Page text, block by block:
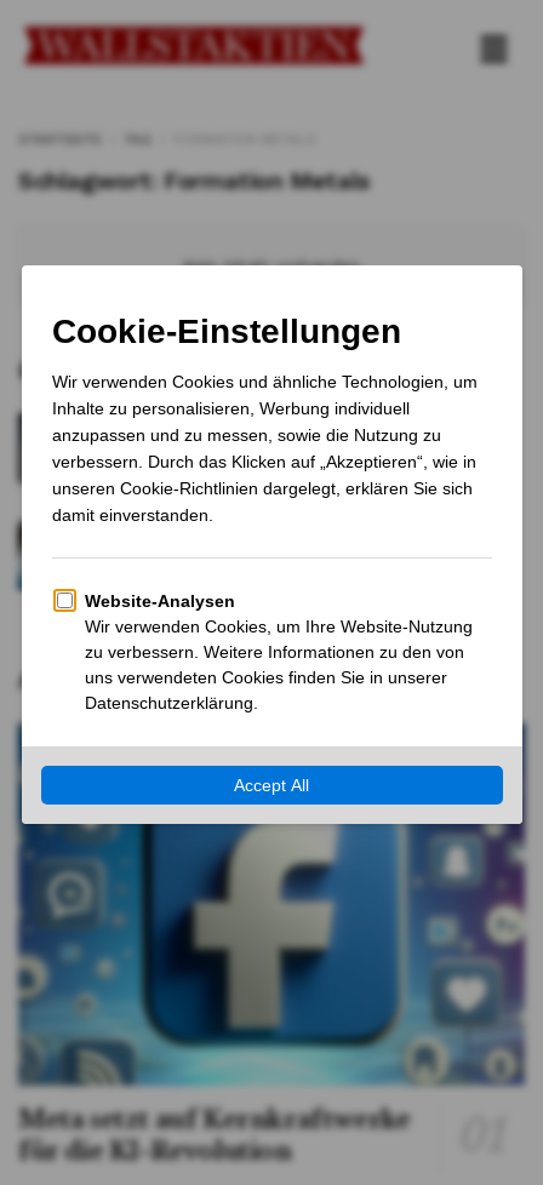
Schlagwort:Formation Metals
Kein Inhalt vorhanden
Empfohlene Artikel
Palmers ist insolvent: Traditionsmarke
kämpft ums Überleben
1 JAHR VOR
kräftig zu
Aktuelle Nachrichten
Meta setzt auf Kernkraftwerke
für die KI-Revolution